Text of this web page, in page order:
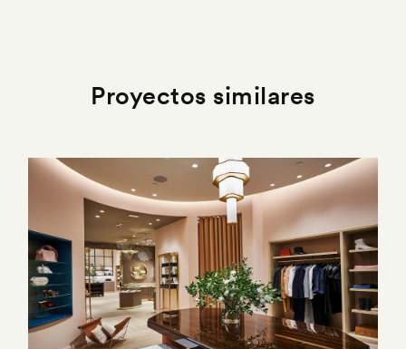
Proyectos similares